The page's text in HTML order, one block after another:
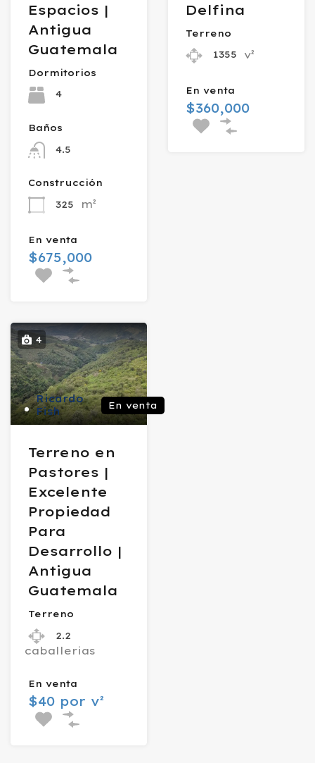
Espacios |
Antigua
Guatemala
Dormitorios
4
Baños
4.5
Construcción
325
m²
En venta
$675,000
Delfina
Terreno
1355
v²
En venta
$360,000
4
Ricardo
Fish
En venta
Terreno en
Pastores |
Excelente
Propiedad
Para
Desarrollo |
Antigua
Guatemala
Terreno
2.2
caballerias
En venta
$40 por v²